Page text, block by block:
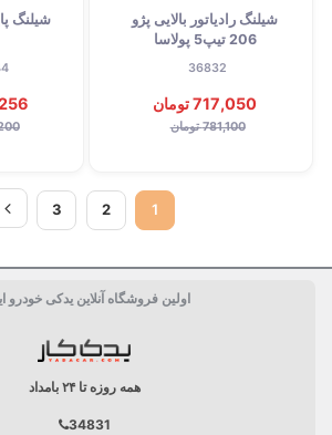
شیلنگ رادیاتور بالایی پژو
206 تیپ5 پولاسا
36832
717,050 تومان
781,100 تومان
1
2
3
اولین فروشگاه آنلاین یدکی خودرو
همه روزه تا ۲۴ بامداد
34831